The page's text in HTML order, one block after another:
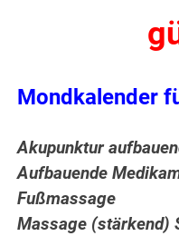
Mondkalender
Akupunktur
Aufbauende
Fußmassage
Massage (stärkend)